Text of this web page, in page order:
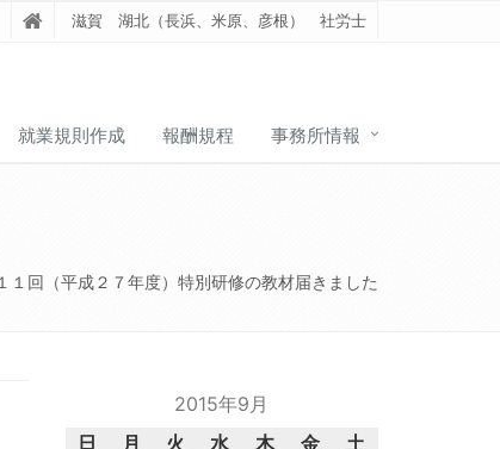
滋賀 湖北（長浜、米原、彦根） 社労士
就業規則作成 報酬規程 事務所情報
１回（平成２７年度）特別研修の教材届きました
2015年9月
日
月 火 水 木 金
土